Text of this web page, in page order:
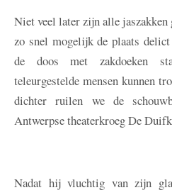
Niet veel later zijn alle
zo snel mogelijk de plaats
de doos met zakdoeken
teleurgestelde mensen kunnen
dichter ruilen we de
Antwerpse theaterkroeg De
Nadat hij vluchtig van zijn